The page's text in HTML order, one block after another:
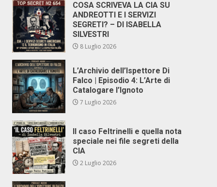
COSA SCRIVEVA LA CIA SU
ANDREOTTI E I SERVIZI
SEGRETI? – DI ISABELLA
SILVESTRI
8 Luglio 2026
L’Archivio dell’Ispettore Di
Falco | Episodio 4: L’Arte di
Catalogare l’Ignoto
7 Luglio 2026
Il caso Feltrinelli e quella nota
speciale nei file segreti della
CIA
2 Luglio 2026